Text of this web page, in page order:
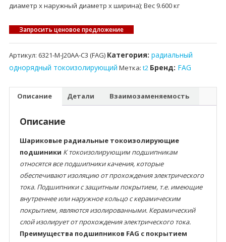
диаметр x наружный диаметр x ширина); Вес 9.600 кг
Запросить ценовое предложение
Артикул: 6321-M-J20AA-C3 (FAG) Категория: радиальный
однорядный токоизолирующий Метка: t2 Бренд: FAG
Описание Детали Взаимозаменяемость
Описание
Шариковые радиальные токоизолирующие
подшиники К токоизолирующим подшипникам
относятся все подшипники качения, которые
обеспечивают изоляцию от прохождения электрического
тока. Подшипники с защитным покрытием, т.е. имеющие
внутреннее или наружное кольцо с керамическим
покрытием, являются изолированными. Керамический
слой изолирует от прохождения электрического тока.
Преимущества подшипников FAG с покрытием